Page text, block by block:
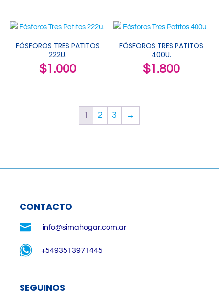
FÓSFOROS TRES PATITOS
222U.
$1.000
FÓSFOROS TRES PATITOS
400U.
$1.800
1 2 3 →
CONTACTO
 info@simahogar.com.ar
+5493513971445
SEGUINOS